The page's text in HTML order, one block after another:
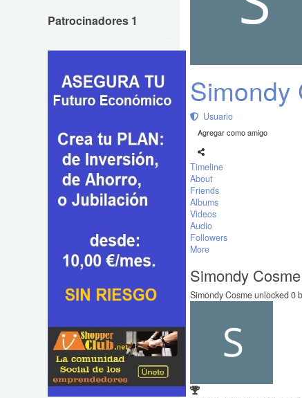
Simondy
Usuario
Agregar como amigo
Timeline
About
Friends
Albums
Videos
Audio
Followers
More
Simondy
Simondy Cosme unlocked 0
Patrocinadores 1